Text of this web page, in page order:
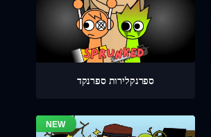
ספרנקלירות ספרנקד